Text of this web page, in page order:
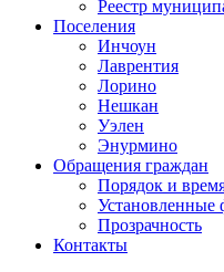
Реестр
Поселения
Инчоун
Лаврентия
Лорино
Нешкан
Уэлен
Энурмино
Обращения граждан
Порядок и
Прозрачность
Контакты